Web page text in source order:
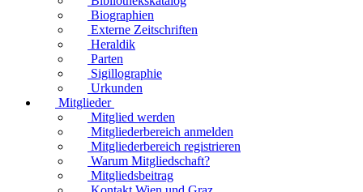
Biographien
Externe Zeitschriften
Heraldik
Parten
Sigillographie
Urkunden
Mitglieder
Mitglied werden
Mitgliederbereich anmelden
Mitgliederbereich registrieren
Warum Mitgliedschaft?
Mitgliedsbeitrag